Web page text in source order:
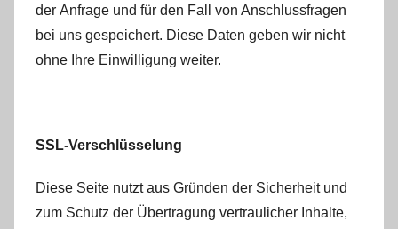
der Anfrage und für den Fall von Anschlussfragen
bei uns gespeichert. Diese Daten geben wir nicht
ohne Ihre Einwilligung weiter.
SSL-Verschlüsselung
Diese Seite nutzt aus Gründen der Sicherheit und
zum Schutz der Übertragung vertraulicher Inhalte,